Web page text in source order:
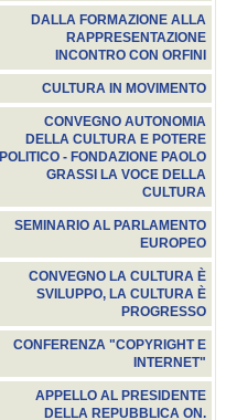
DALLA FORMAZIONE ALLA
RAPPRESENTAZIONE
INCONTRO CON ORFINI
CULTURA IN MOVIMENTO
CONVEGNO AUTONOMIA
DELLA CULTURA E POTERE
POLITICO - FONDAZIONE PAOLO
GRASSI LA VOCE DELLA
CULTURA
SEMINARIO AL PARLAMENTO
EUROPEO
CONVEGNO LA CULTURA È
SVILUPPO, LA CULTURA È
PROGRESSO
CONFERENZA "COPYRIGHT E
INTERNET"
APPELLO AL PRESIDENTE
DELLA REPUBBLICA ON.